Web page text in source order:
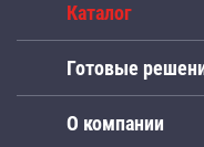
Каталог
Готовые
О компании